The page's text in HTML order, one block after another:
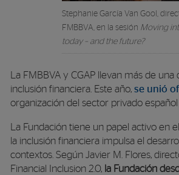
Stephanie García Van Gool,
FMBBVA, en la sesión Moving
today – and the future?
La FMBBVA y CGAP llevan más de
inclusión financiera. Este año, se unió
organización del sector privado
La Fundación tiene un papel activo en
la inclusión financiera impulsa el
contextos. Según Javier M. Flores,
Financial Inclusion 2.0, la Fundación